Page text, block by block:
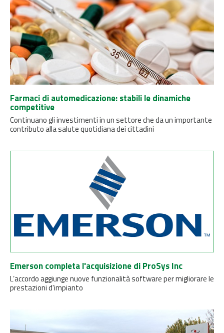
Farmaci di automedicazione: stabili le dinamiche
competitive
Continuano gli investimenti in un settore che da un importante
contributo alla salute quotidiana dei cittadini
Emerson completa l'acquisizione di ProSys Inc
L’accordo aggiunge nuove funzionalità software per migliorare le
prestazioni d'impianto